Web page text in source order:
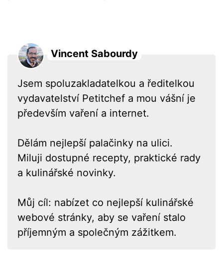
Vincent Sabourdy
Jsem spoluzakladatelkou a ředitelkou
vydavatelství Petitchef a mou vášní je
především vaření a internet.
Dělám nejlepší palačinky na ulici.
Miluji dostupné recepty, praktické rady
a kulinářské novinky.
Můj cíl: nabízet co nejlepší kulinářské
webové stránky, aby se vaření stalo
příjemným a společným zážitkem.